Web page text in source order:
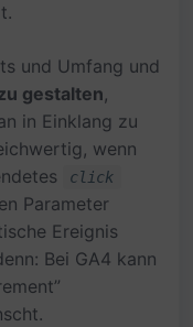
und Umfang und
gestalten,
in Einklang zu
wenn
click
Parameter
Ereignis
Bei GA4 kann